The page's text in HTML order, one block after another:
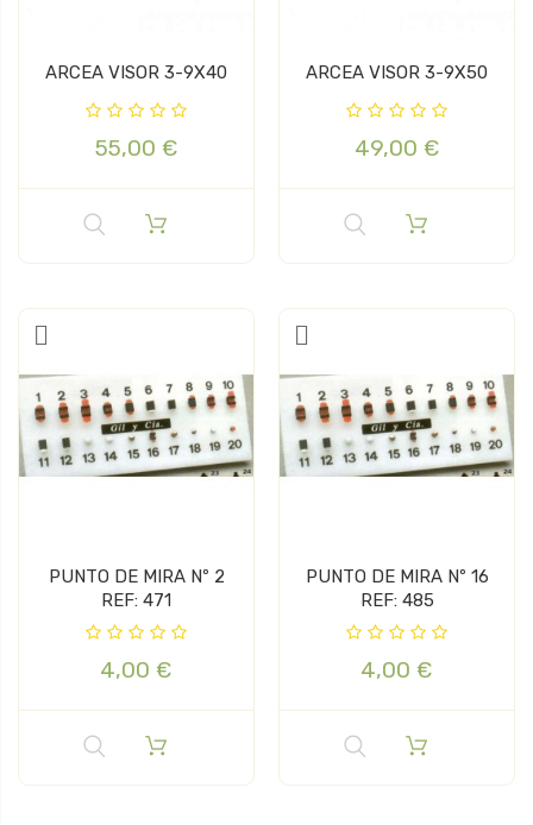
ARCEA VISOR 3-9X40
55,00 €
ARCEA VISOR 3-9X50
49,00 €
PUNTO DE MIRA Nº 2
REF: 471
4,00 €
PUNTO DE MIRA Nº 16
REF: 485
4,00 €